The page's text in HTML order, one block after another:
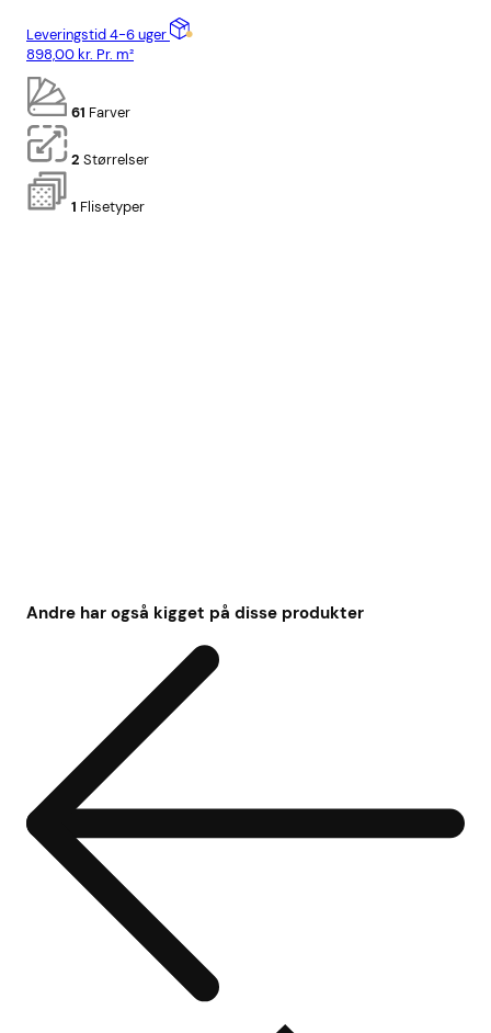
Leveringstid 4-6 uger
898,00kr. Pr. m²
61 Farver
2 Størrelser
1 Flisetyper
Andre har også kigget på disse produkter